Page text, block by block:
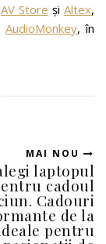
AV Store și Altex,
AudioMonkey, în
MAI NOU
laptopul
cadoul
Cadouri
de la
pentru